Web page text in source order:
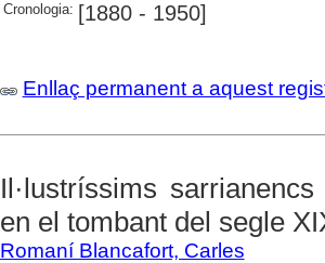
Cronologia: [1880 - 1950]
Enllaç permanent a aquest
Il·lustríssims
en el tombant del segle
Romaní Blancafort, Carles